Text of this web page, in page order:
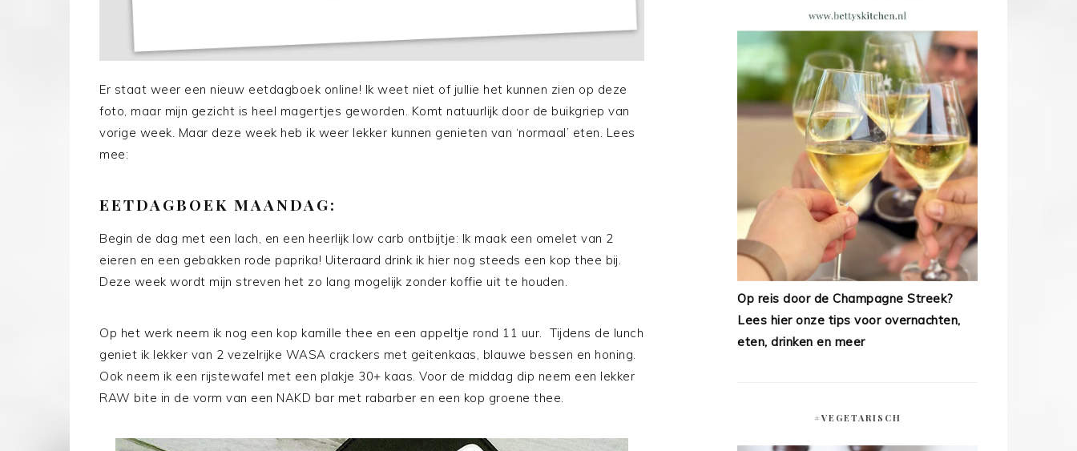
Er staat weer een nieuw eetdagboek online! Ik weet niet of jullie het kunnen zien op deze
foto, maar mijn gezicht is heel magertjes geworden. Komt natuurlijk door de buikgriep van
vorige week. Maar deze week heb ik weer lekker kunnen genieten van ‘normaal’ eten. Lees
mee:
EETDAGBOEK MAANDAG:
Begin de dag met een lach, en een heerlijk low carb ontbijtje: Ik maak een omelet van 2
eieren en een gebakken rode paprika! Uiteraard drink ik hier nog steeds een kop thee bij.
Deze week wordt mijn streven het zo lang mogelijk zonder koffie uit te houden.
Op het werk neem ik nog een kop kamille thee en een appeltje rond 11 uur. Tijdens de lunch
geniet ik lekker van 2 vezelrijke WASA crackers met geitenkaas, blauwe bessen en honing.
Ook neem ik een rijstewafel met een plakje 30+ kaas. Voor de middag dip neem een lekker
RAW bite in de vorm van een NAKD bar met rabarber en een kop groene thee.
Op reis door de Champagne Streek?
Lees hier onze tips voor overnachten,
eten, drinken en meer
#VEGETARISCH